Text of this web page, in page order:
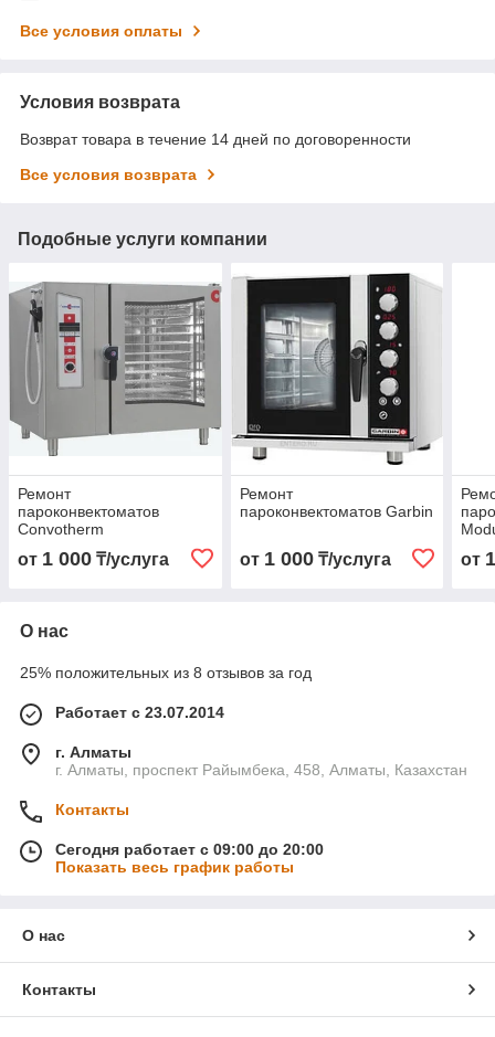
Все условия оплаты
Условия возврата
Возврат товара в течение 14 дней по договоренности
Все условия возврата
Подобные услуги компании
Ремонт
пароконвектоматов
Convotherm
от 1 000 ₸/услуга
Ремонт
пароконвектоматов Garbin
от 1 000₸/услуга от
О нас
25% положительных из 8 отзывов за год
Работает с 23.07.2014
г. Алматы
г. Алматы, проспект Райымбека, 458, Алматы, Казахстан
Контакты
Сегодня работает с 09:00 до 20:00
Показать весь график работы
О нас
Контакты